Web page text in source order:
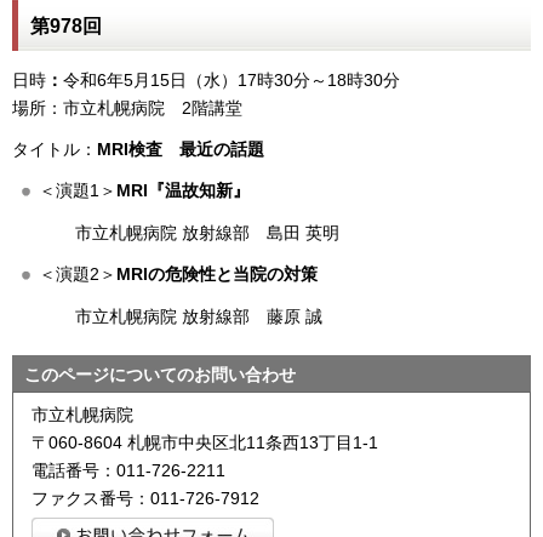
第978回
日時 ： 令和6年5月15日（水）17時30分～18時30分
場所：市立札幌病院 2階講堂
タイトル： MRI検査 最近の話題
＜演題1＞ MRI『温故知新』
市立札幌病院 放射線部 島田 英明
＜演題2＞ MRIの危険性と当院の対策
市立札幌病院 放射線部 藤原 誠
このページについてのお問い合わせ
市立札幌病院
〒060-8604 札幌市中央区北11条西13丁目1-1
電話番号：011-726-2211
ファクス番号：011-726-7912